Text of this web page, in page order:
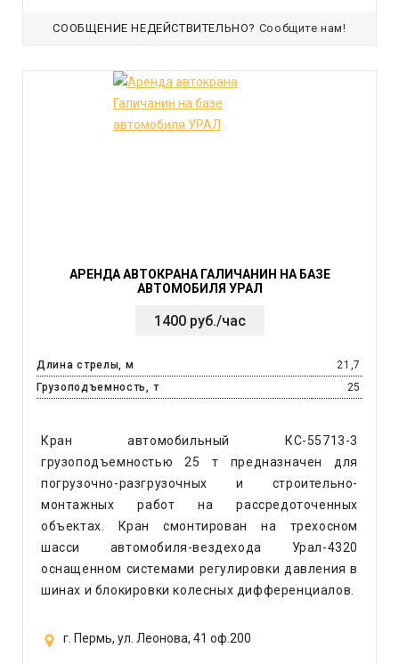
СООБЩЕНИЕ НЕДЕЙСТВИТЕЛЬНО? Сообщите нам!
АРЕНДА АВТОКРАНА ГАЛИЧАНИН НА БАЗЕ
АВТОМОБИЛЯ УРАЛ
1400 руб./час
Длина стрелы, м
21,7
Грузоподъемность, т
25
Кран автомобильный КС-55713-3
грузоподъемностью 25 т предназначен для
погрузочно-разгрузочных и строительно-
монтажных работ на рассредоточенных
объектах. Кран смонтирован на трехосном
шасси автомобиля-вездехода Урал-4320
оснащенном системами регулировки давления в
шинах и блокировки колесных дифференциалов.
г. Пермь, ул. Леонова, 41 оф.200